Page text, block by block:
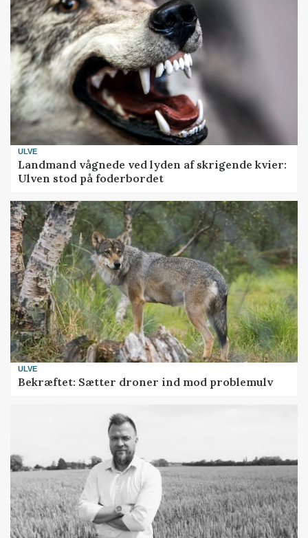
ULVE
Landmand vågnede ved lyden af skrigende kvier:
Ulven stod på foderbordet
ULVE
Bekræftet: Sætter droner ind mod problemulv